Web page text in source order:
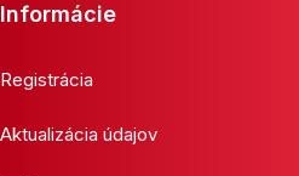
Informácie
Registrácia
Aktualizácia údajov